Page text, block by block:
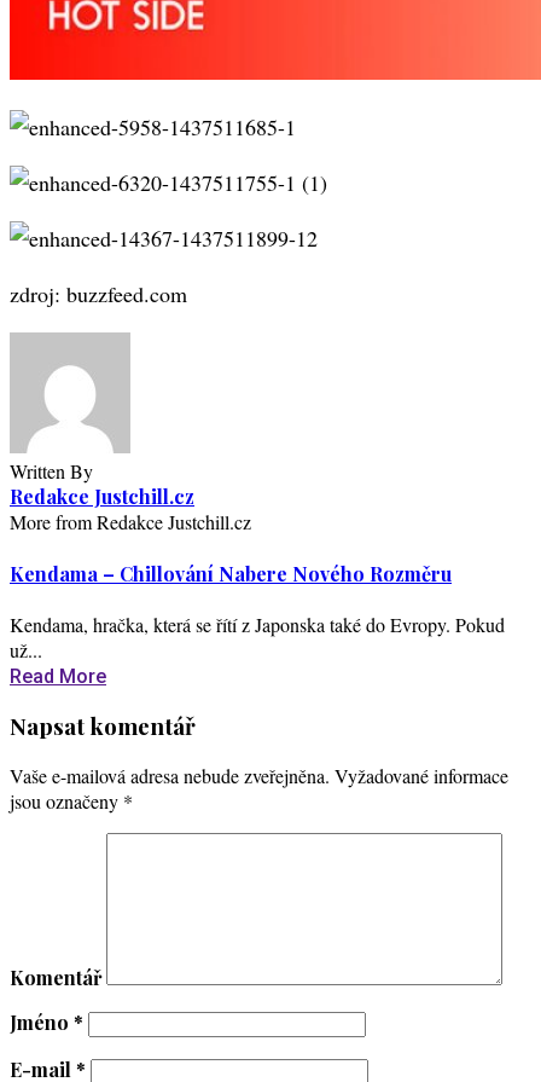
zdroj: buzzfeed.com
Written By
Redakce Justchill.cz
More from Redakce Justchill.cz
Kendama – Chillování Nabere Nového Rozměru
Kendama, hračka, která se řítí z Japonska také do Evropy. Pokud
už...
Read More
Napsat komentář
Vaše e-mailová adresa nebude zveřejněna. Vyžadované informace
jsou označeny *
Komentář
Jméno *
E-mail*